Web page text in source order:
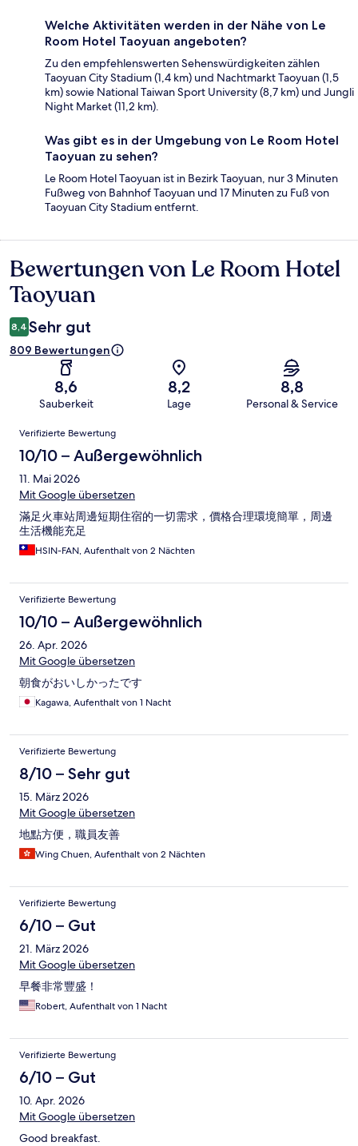
Welche Aktivitäten werden in der Nähe von Le
Room Hotel Taoyuan angeboten?
Zu den empfehlenswerten Sehenswürdigkeiten zählen
Taoyuan City Stadium (1,4 km) und Nachtmarkt Taoyuan (1,5
km) sowie National Taiwan Sport University (8,7 km) und Jungli
Night Market (11,2 km).
Was gibt es in der Umgebung von Le Room Hotel
Taoyuan zu sehen?
Le Room Hotel Taoyuan ist in Bezirk Taoyuan, nur 3 Minuten
Fußweg von Bahnhof Taoyuan und 17 Minuten zu Fuß von
Taoyuan City Stadium entfernt.
Bewertungen
Bewertungen von Le Room Hotel
Taoyuan
8,4 Sehr gut
809 Bewertungen
8,6
Sauberkeit
8,2
Lage
8,8
Personal & Service
Bewertungen
Verifizierte Bewertung
10/10 – Außergewöhnlich
11. Mai 2026
Mit Google übersetzen
滿足火車站周邊短期住宿的一切需求，價格合理環境簡單，周邊
生活機能充足
HSIN-FAN, Aufenthalt von 2 Nächten
Verifizierte Bewertung
10/10 – Außergewöhnlich
26. Apr. 2026
Mit Google übersetzen
朝食がおいしかったです
Kagawa, Aufenthalt von 1 Nacht
Verifizierte Bewertung
8/10 – Sehr gut
15. März 2026
Mit Google übersetzen
地點方便，職員友善
Wing Chuen, Aufenthalt von 2 Nächten
Verifizierte Bewertung
6/10 – Gut
21. März 2026
Mit Google übersetzen
早餐非常豐盛！
Robert, Aufenthalt von 1 Nacht
Verifizierte Bewertung
6/10 – Gut
10. Apr. 2026
Mit Google übersetzen
Good breakfast.